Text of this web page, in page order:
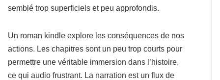
semblé trop superficiels et peu approfondis.
Un roman kindle explore les conséquences de nos
actions. Les chapitres sont un peu trop courts pour
permettre une véritable immersion dans l’histoire,
ce qui audio frustrant. La narration est un flux de